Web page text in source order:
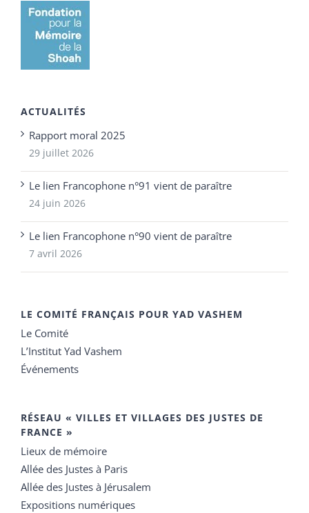
ACTUALITÉS
Rapport moral 2025
29 juillet 2026
Le lien Francophone n°91 vient de paraître
24 juin 2026
Le lien Francophone n°90 vient de paraître
7 avril 2026
LE COMITÉ FRANÇAIS POUR YAD VASHEM
Le Comité
L’Institut Yad Vashem
Événements
RÉSEAU « VILLES ET VILLAGES DES JUSTES DE
FRANCE »
Lieux de mémoire
Allée des Justes à Paris
Allée des Justes à Jérusalem
Expositions numériques